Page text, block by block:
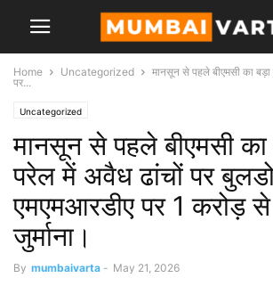
Home Uncategorized
मानसून से पहले बीएमसी का
पर...
Uncategorized
मानसून से पहले बीएमसी
परेल में अवैध ढांचों पर
एमएमआरडीए पर 1 करोड़ से
जुर्माना।
By mumbaivarta - May 21, 2026